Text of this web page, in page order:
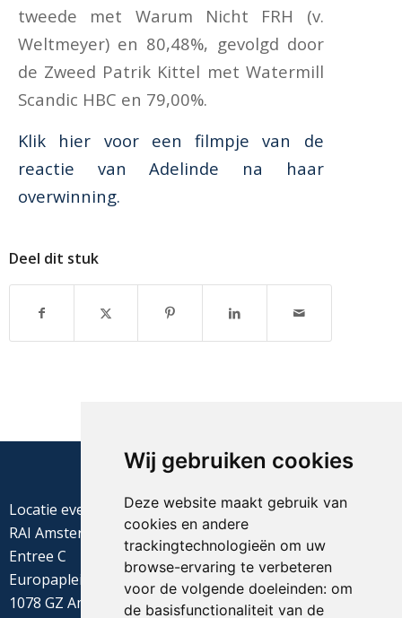
Wij gebruiken cookies
Deze website maakt gebruik van
cookies en andere
trackingtechnologieën om uw
browse-ervaring te verbeteren
voor de volgende doeleinden: om
de basisfunctionaliteit van de
tweede met Warum Nicht FRH (v.
Weltmeyer) en 80,48%, gevolgd door
de Zweed Patrik Kittel met Watermill
Scandic HBC en 79,00%.
Klik hier voor een filmpje van de
reactie van Adelinde na haar
overwinning.
Deel dit stuk
Locatie evenement
RAI Amsterdam
Entree C
Europaplein 22
1078 GZ Amsterdam